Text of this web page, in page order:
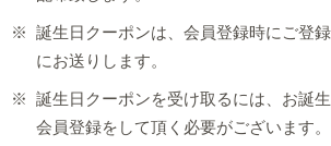
※ 誕生日クーポンは、会員登録時にご登
にお送りします。
※ 誕生日クーポンを受け取るには、お誕
会員登録をして頂く必要がございます。